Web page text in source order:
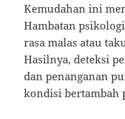
Kemudahan ini
Hambatan
rasa malas atau
Hasilnya, deteksi
dan penanganan
kondisi bertambah